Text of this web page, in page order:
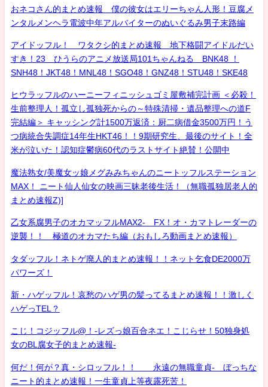
おネコさん的まとめ速報 僕の彼女はエリーちゃん人形！豆腐メ
ンタルメンヘラ電波中年アルバイターのぬいぐるみ男子末路編
アイドッフル！ ワタクシ的まとめ速報 地下格闘アイドルだい
すき！23 ひうらのアニメ放送局101ちゃんねる BNK48 ！
SNH48！JKT48！MNL48！SGO48！GNZ48！STU48！SKE48
ヒウラッフルのハーニーフィニッシュゴミ屋敷補完計画 ＜必殺！
生前整理人！孤立し孤独死からの～特殊清掃・遺品整理への道F
完結編＞ キャッシング計1500万返済：厨二病借金3500万円！う
つ病統合失調症14年生HKT46！！9期研究生、最後のサイト！全
米が泣いた！認知症鬱病60代のラストサイト絶賛！公開中
魔法熟女/美魔女ッ娘メグみみちゃんのニートッフルステーション
MAX！ ニート仙人仙女の映画三昧老後生活！（無職孤独居老人的
まとめ速報Z)]
乙女系腐男子のオカマッフルMAX2- FX！オ・カマトレーダーの
逆襲！！ 極道のオカマたち編（おもしろ動画まとめ速報）
タダッフル！ネトゲ廃人的まとめ速報！！ネット乞食DE2000万
パワーズ！
新・ハゲッフル！哀愁のハゲ男の髪ってるまとめ速報！！激しく
ハゲっTEL？
こじ！コジッフル@！-レズっ娘百合ネエ！こじらせ！50独身処
女のBL腐女子的まとめ速報-
何だ！何が？真・シロッフル！！ 永遠の無職童貞- ぼっちな
ニート的まとめ速報！一生童貞上等夜露死苦！